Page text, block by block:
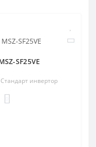
SF25VE
инвертор